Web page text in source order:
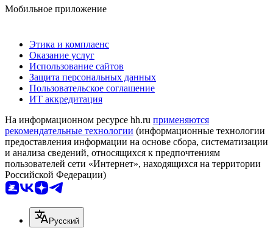
Мобильное приложение
Этика и комплаенс
Оказание услуг
Использование сайтов
Защита персональных данных
Пользовательское соглашение
ИТ аккредитация
На информационном ресурсе hh.ru применяются
рекомендательные технологии (информационные технологии
предоставления информации на основе сбора, систематизации
и анализа сведений, относящихся к предпочтениям
пользователей сети «Интернет», находящихся на территории
Российской Федерации)
Русский